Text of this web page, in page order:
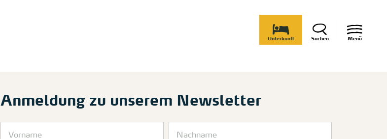
Menü
Suchen
Unterkunft
Anmeldung zu unserem Newsletter